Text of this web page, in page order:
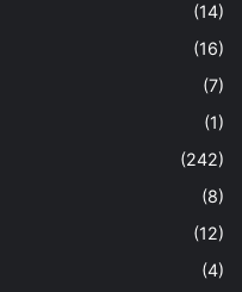
(14)
(16)
(7)
(1)
(242)
(8)
(12)
(4)